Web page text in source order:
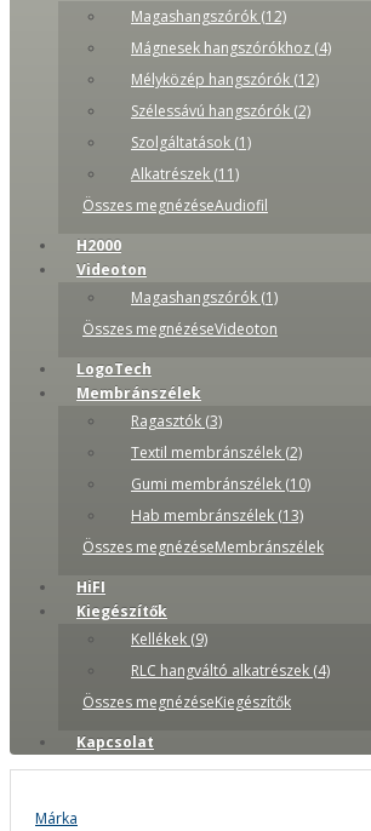
Magashangszórók (12)
Mágnesek hangszórókhoz (4)
Mélyközép hangszórók (12)
Szélessávú hangszórók (2)
Szolgáltatások (1)
Alkatrészek (11)
Összes megnézéseAudiofil
H2000
Videoton
Magashangszórók (1)
Összes megnézéseVideoton
LogoTech
Membránszélek
Ragasztók (3)
Textil membránszélek (2)
Gumi membránszélek (10)
Hab membránszélek (13)
Összes megnézéseMembránszélek
HiFI
Kiegészítők
Kellékek (9)
RLC hangváltó alkatrészek (4)
Összes megnézéseKiegészítők
Kapcsolat
Márka